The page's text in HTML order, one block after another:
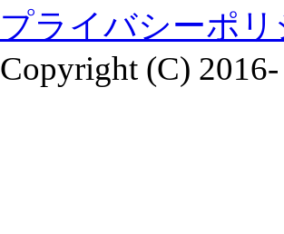
プライバシーポリ
Copyright (C)